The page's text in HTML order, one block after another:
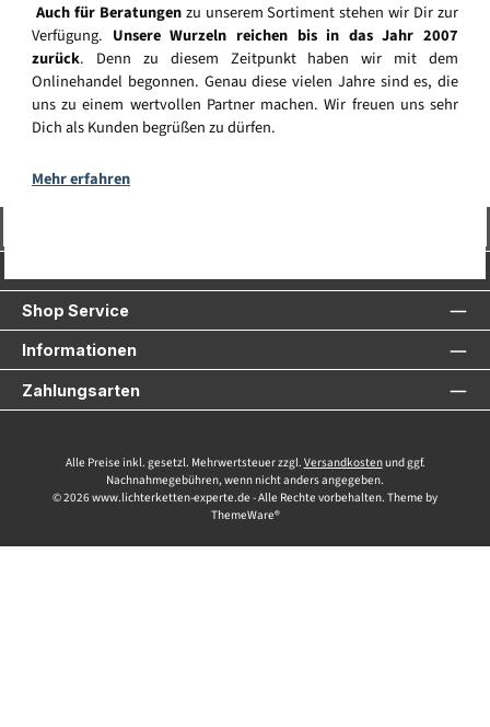
Auch für Beratungenzu unserem Sortiment stehen wir Dir zur
Verfügung. Unsere Wurzeln reichen bis in das Jahr 2007
zurück. Denn zu diesem Zeitpunkt haben wir mit dem
Onlinehandel begonnen. Genau diese vielen Jahre sind es, die
uns zu einem wertvollen Partner machen. Wir freuen uns sehr
Dich als Kunden begrüßen zu dürfen.
Mehr erfahren
Shop Service
Informationen
Zahlungsarten
Alle Preise inkl. gesetzl. Mehrwertsteuer zzgl. Versandkostenund ggf.
Nachnahmegebühren, wenn nicht anders angegeben.
© 2026 www.lichterketten-experte.de - Alle Rechte vorbehalten. Theme by
ThemeWare®